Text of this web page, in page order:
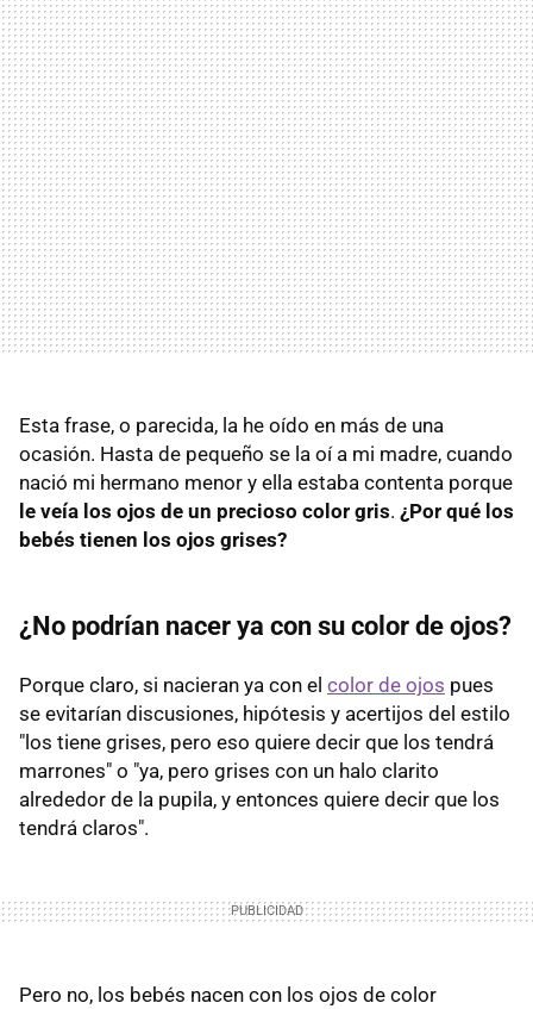
Esta frase, o parecida, la he oído en más de una
ocasión. Hasta de pequeño se la oí a mi madre, cuando
nació mi hermano menor y ella estaba contenta porque
le veía los ojos de un precioso color gris. ¿Por qué los
bebés tienen los ojos grises?
¿No podrían nacer ya con su color de ojos?
Porque claro, si nacieran ya con el color de ojos pues
se evitarían discusiones, hipótesis y acertijos del estilo
"los tiene grises, pero eso quiere decir que los tendrá
marrones" o "ya, pero grises con un halo clarito
alrededor de la pupila, y entonces quiere decir que los
tendrá claros".
Pero no, los bebés nacen con los ojos de color